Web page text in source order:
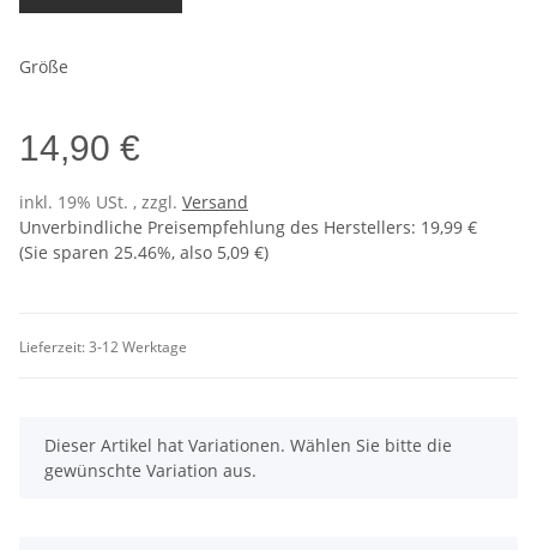
Größe
14,90 €
inkl. 19% USt. , zzgl. Versand
Unverbindliche Preisempfehlung des Herstellers: 19,99 €
(Sie sparen 25.46%, also 5,09 €)
Lieferzeit:3-12 Werktage
x
Dieser Artikel hat Variationen. Wählen Sie bitte die
gewünschte Variation aus.